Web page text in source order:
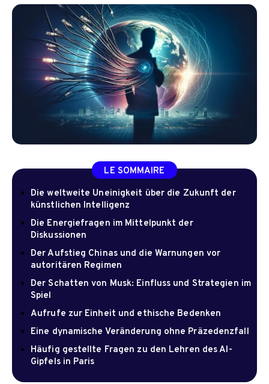
LE SOMMAIRE
Die weltweite Uneinigkeit über die Zukunft der
künstlichen Intelligenz
Die Energiefragen im Mittelpunkt der
Diskussionen
Der Aufstieg Chinas und die Warnungen vor
autoritären Regimen
Der Schatten von Musk: Einfluss und Strategien im
Spiel
Aufrufe zur Einheit und ethische Bedenken
Eine dynamische Veränderung ohne Präzedenzfall
Häufig gestellte Fragen zu den Lehren des AI-
Gipfels in Paris